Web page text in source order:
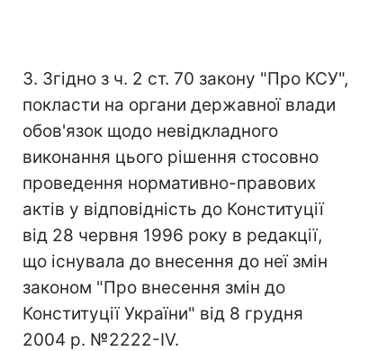
3. Згідно з ч. 2 ст. 70 закону "Про КСУ",
покласти на органи державної влади
обов'язок щодо невідкладного
виконання цього рішення стосовно
проведення нормативно-правових
актів у відповідність до Конституції
від 28 червня 1996 року в редакції,
що існувала до внесення до неї змін
законом "Про внесення змін до
Конституції України" від 8 грудня
2004 р. №2222-IV.